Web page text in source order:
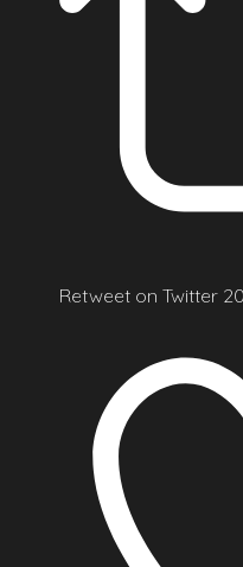
Retweet on Twitter